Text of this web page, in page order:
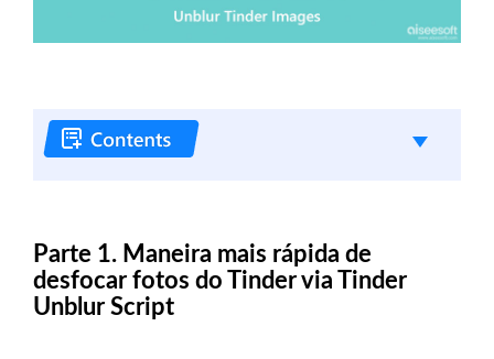
Parte 1. Maneira mais rápida de
desfocar fotos do Tinder via Tinder
Unblur Script